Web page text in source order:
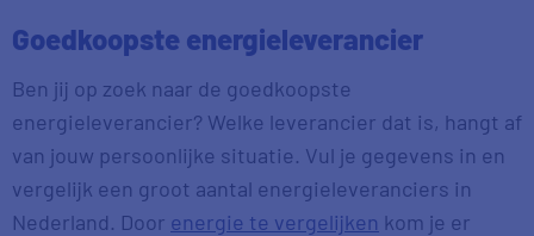
Goedkoopste energieleverancier
Ben jij op zoek naar de goedkoopste
energieleverancier? Welke leverancier dat is, hangt af
van jouw persoonlijke situatie. Vul je gegevens in en
vergelijk een groot aantal energieleveranciers in
Nederland. Door energie te vergelijken kom je er